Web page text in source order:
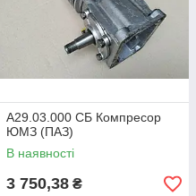
А29.03.000 СБ Компресор
ЮМЗ (ПАЗ)
В наявності
3 750,38 ₴